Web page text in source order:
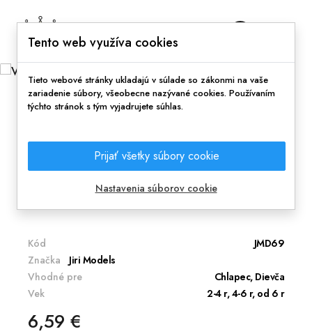
Domov Hranie Kreatívne hračky
Vianočné omalovánky so samolepkami -
Zábava so svojimi obľúbenými rozprávkovými
Kód
JMD69
Značka
Jiri Models
Vhodné pre
Chlapec, Dievča
Vek
2-4 r, 4-6 r, od 6 r
6,59 €
Tento web využíva cookies
Tieto webové stránky ukladajú v súlade so zákonmi na vaše
zariadenie súbory, všeobecne nazývané cookies. Používaním
týchto stránok s tým vyjadrujete súhlas.
Prijať všetky súbory cookie
Nastavenia súborov cookie